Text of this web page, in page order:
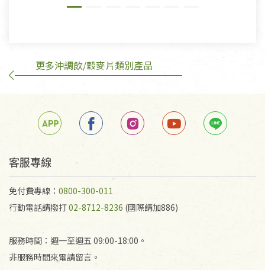
訂購手抄稿退貨需知：
若未保持原包裝方式或未使用原箱退回，導致書籍有
任何折損、磨損、污損或凹角，將不接受退貨，也不
不接受退貨之手抄稿，為敬重法寶故，里仁網購無法
代為結緣處理等。 若需將手抄稿寄還給消費者，因而
產生的運費100元/箱將由消費者負擔。
更多沖調飲/穀麥片類別產品
客服專線
免付費專線： 0800-300-011
行動電話請撥打02-8712-8236 (國際請加886)
服務時間：週一至週五 09:00-18:00。
非服務時間來電請留言。